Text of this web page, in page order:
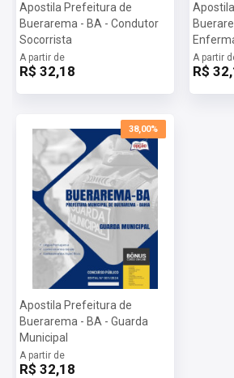
Apostila Prefeitura de
Buerarema - BA - Condutor
Socorrista
A partir de
R$ 32,18
A partir
R$
38,00%
Apostila Prefeitura de
Buerarema - BA - Guarda
Municipal
A partir de
R$ 32,18